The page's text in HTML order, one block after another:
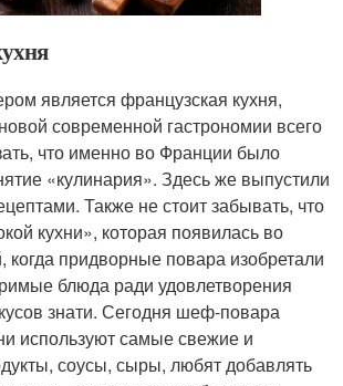
является французская кухня,
современной гастрономии всего
что именно во Франции было
«кулинария». Здесь же выпустили
Также не стоит забывать, что
кухни», которая появилась во
когда придворные повара изобретали
блюда ради удовлетворения
знати. Сегодня шеф-повара
используют самые свежие и
соусы, сыры, любят добавлять